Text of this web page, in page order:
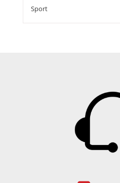
Sport